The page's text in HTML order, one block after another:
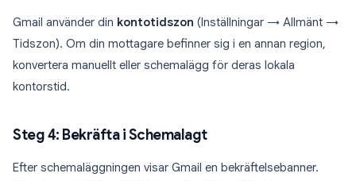
Gmail använder din kontotidszon (Inställningar → Allmänt →
Tidszon). Om din mottagare befinner sig i en annan region,
konvertera manuellt eller schemalägg för deras lokala
kontorstid.
Steg 4: Bekräfta i Schemalagt
Efter schemaläggningen visar Gmail en bekräftelsebanner.